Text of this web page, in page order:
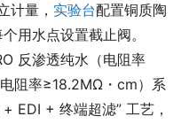
计量， 实验台配置铜质陶
用水点设置截止阀。
反渗透纯水（电阻率
阻率≥18.2MΩ・cm）系
EDI + 终端超滤” 工艺，